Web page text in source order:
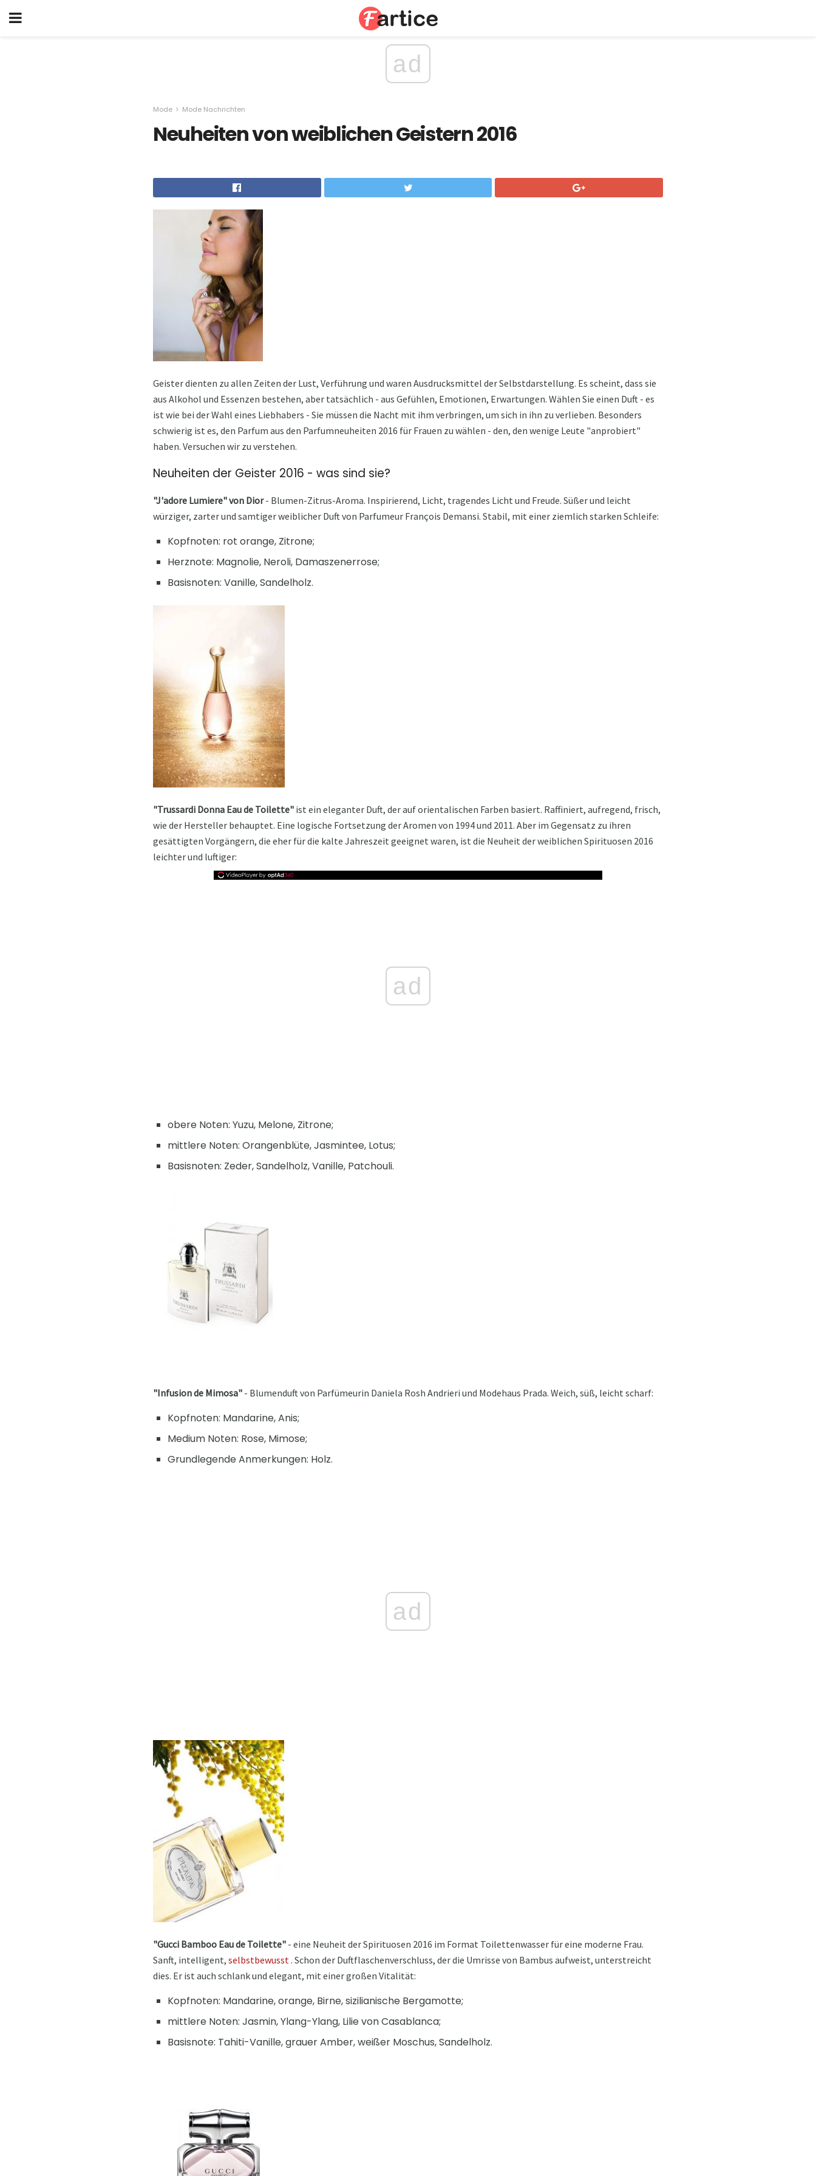
ad
Mode Mode Nachrichten
Neuheiten von weiblichen Geistern 2016
Geister dienten zu allen Zeiten der Lust, Verführung und waren Ausdrucksmittel der Selbstdarstellung. Es scheint, dass sie
aus Alkohol und Essenzen bestehen, aber tatsächlich - aus Gefühlen, Emotionen, Erwartungen. Wählen Sie einen Duft - es
ist wie bei der Wahl eines Liebhabers - Sie müssen die Nacht mit ihm verbringen, um sich in ihn zu verlieben. Besonders
schwierig ist es, den Parfum aus den Parfumneuheiten 2016 für Frauen zu wählen - den, den wenige Leute "anprobiert"
haben. Versuchen wir zu verstehen.
Neuheiten der Geister 2016 - was sind sie?
"J'adore Lumiere" von Dior- Blumen-Zitrus-Aroma. Inspirierend, Licht, tragendes Licht und Freude. Süßer und leicht
würziger, zarter und samtiger weiblicher Duft von Parfumeur François Demansi. Stabil, mit einer ziemlich starken Schleife:
Kopfnoten: rot orange, Zitrone;
Herznote: Magnolie, Neroli, Damaszenerrose;
Basisnoten: Vanille, Sandelholz.
"Trussardi Donna Eau de Toilette" ist ein eleganter Duft, der auf orientalischen Farben basiert. Raffiniert, aufregend, frisch,
wie der Hersteller behauptet. Eine logische Fortsetzung der Aromen von 1994 und 2011. Aber im Gegensatz zu ihren
gesättigten Vorgängern, die eher für die kalte Jahreszeit geeignet waren, ist die Neuheit der weiblichen Spirituosen 2016
leichter und luftiger:
ad
obere Noten: Yuzu, Melone, Zitrone;
mittlere Noten: Orangenblüte, Jasmintee, Lotus;
Basisnoten: Zeder, Sandelholz, Vanille, Patchouli.
"Infusion de Mimosa" - Blumenduft von Parfümeurin Daniela Rosh Andrieri und Modehaus Prada. Weich, süß, leicht scharf:
Kopfnoten: Mandarine, Anis;
Medium Noten: Rose, Mimose;
Grundlegende Anmerkungen: Holz.
ad
"Gucci Bamboo Eau de Toilette" - eine Neuheit der Spirituosen 2016 im Format Toilettenwasser für eine moderne Frau.
Sanft, intelligent, selbstbewusst. Schon der Duftflaschenverschluss, der die Umrisse von Bambus aufweist, unterstreicht
dies. Er ist auch schlank und elegant, mit einer großen Vitalität:
Kopfnoten: Mandarine, orange, Birne, sizilianische Bergamotte;
mittlere Noten: Jasmin, Ylang-Ylang, Lilie von Casablanca;
Basisnote: Tahiti-Vanille, grauer Amber, weißer Moschus, Sandelholz.